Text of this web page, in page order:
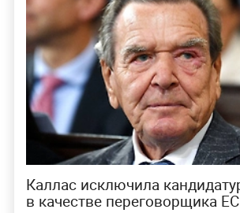
Каллас исключила
в качестве переговорщика